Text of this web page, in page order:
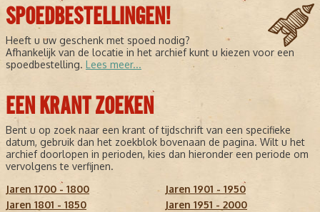
SPOEDBESTELLINGEN!
Heeft u uw geschenk met spoed nodig?
Afhankelijk van de locatie in het archief kunt u kiezen voor een
spoedbestelling. Lees meer...
EEN KRANT ZOEKEN
Bent u op zoek naar een krant of tijdschrift van een specifieke
datum, gebruik dan het zoekblok bovenaan de pagina. Wilt u het
archief doorlopen in perioden, kies dan hieronder een periode om
vervolgens te verfijnen.
Jaren 1700 - 1800
Jaren 1801 - 1850
Jaren 1901 - 1950
Jaren 1951 - 2000